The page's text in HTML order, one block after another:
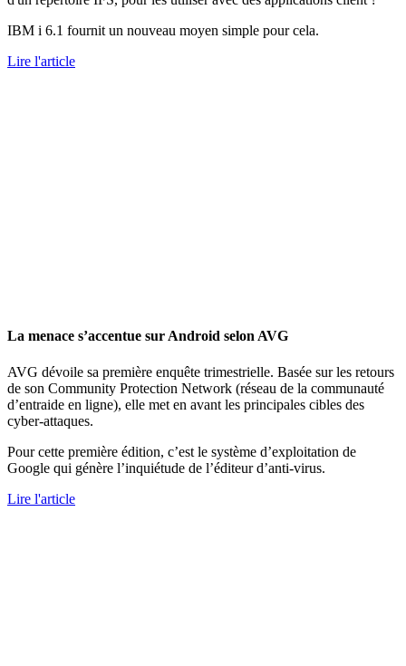
IBM i 6.1 fournit un nouveau moyen simple pour cela.
Lire l'article
La menace s’accentue sur Android selon AVG
AVG dévoile sa première enquête trimestrielle. Basée sur les retours
de son Community Protection Network (réseau de la communauté
d’entraide en ligne), elle met en avant les principales cibles des
cyber-attaques.
Pour cette première édition, c’est le système d’exploitation de
Google qui génère l’inquiétude de l’éditeur d’anti-virus.
Lire l'article